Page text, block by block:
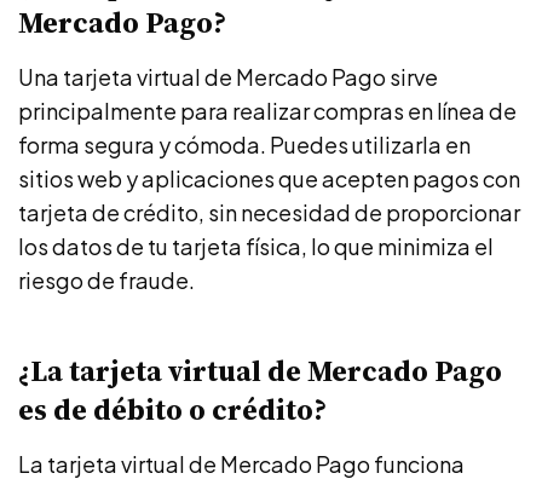
Mercado Pago?
Una tarjeta virtual de Mercado Pago sirve
principalmente para realizar compras en línea de
forma segura y cómoda. Puedes utilizarla en
sitios web y aplicaciones que acepten pagos con
tarjeta de crédito, sin necesidad de proporcionar
los datos de tu tarjeta física, lo que minimiza el
riesgo de fraude.
¿La tarjeta virtual de Mercado Pago
es de débito o crédito?
La tarjeta virtual de Mercado Pago funciona